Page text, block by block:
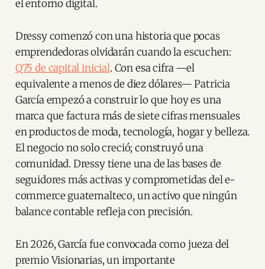
el entorno digital.
Dressy comenzó con una historia que pocas
emprendedoras olvidarán cuando la escuchen:
Q75 de capital inicial. Con esa cifra —el
equivalente a menos de diez dólares— Patricia
García empezó a construir lo que hoy es una
marca que factura más de siete cifras mensuales
en productos de moda, tecnología, hogar y belleza.
El negocio no solo creció; construyó una
comunidad. Dressy tiene una de las bases de
seguidores más activas y comprometidas del e-
commerce guatemalteco, un activo que ningún
balance contable refleja con precisión.
En 2026, García fue convocada como jueza del
premio Visionarias, un importante